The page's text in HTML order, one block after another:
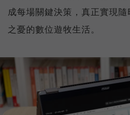
成每場關鍵決策，真正實現
之憂的數位遊牧生活。